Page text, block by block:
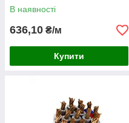
В наявності
636,10 ₴/м
Купити